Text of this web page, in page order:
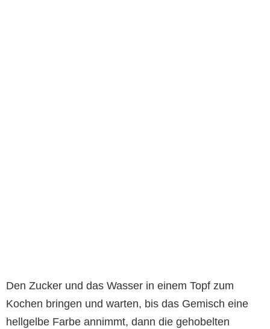
Den Zucker und das Wasser in einem Topf zum
Kochen bringen und warten, bis das Gemisch eine
hellgelbe Farbe annimmt, dann die gehobelten